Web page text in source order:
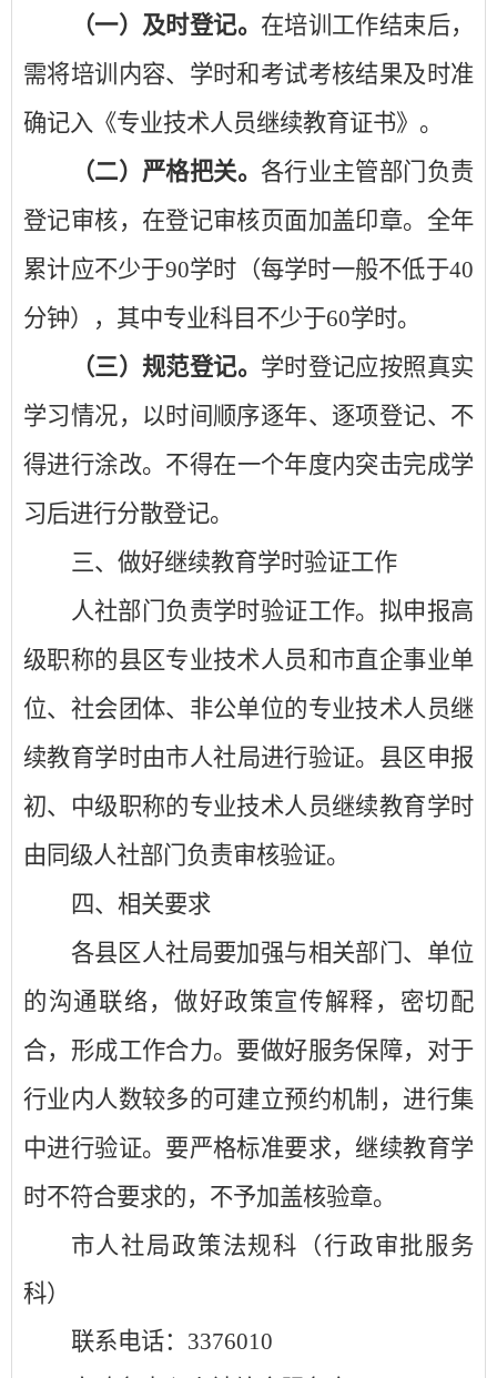
（一） 及时登记。 在培训工作结束后，
需将培训内容、学时和考试考核结果及时准
确记入《专业技术人员继续教育证书》。
（二）严格把关。 各行业主管部门负责
登记审核，在登记审核页面加盖印章。全年
累计应不少于90学时（每学时一般不低于40
分钟），其中专业科目不少于60学时。
（三）规范登记。 学时登记应按照真实
学习情况，以时间顺序逐年、逐项登记、不
得进行涂改。 不得在一个年度内突击完成学
习后进行分散登记。
三、 做好继续教育学时验证工作
人社部门负责学时验证工作。 拟申报高
级职称的县区专业技术人员和市直企事业单
位、社会团体、非公单位的专业技术人员继
续教育学时由市人社局进行验证。县区申报
初、中级职称的专业技术人员继续教育学时
由同级人社部门负责审核验证。
四、相关要求
各县区人社局要加强与相关部门、单位
的沟通联络，做好政策宣传解释，密切配
合，形成工作合力。要做好服务保障，对于
行业内人数较多的可建立预约机制，进行集
中进行验证。要严格标准要求，继续教育学
时不符合要求的，不予加盖核验章。
市人社局政策法规科（行政审批服务
科）
联系电话： 3376010